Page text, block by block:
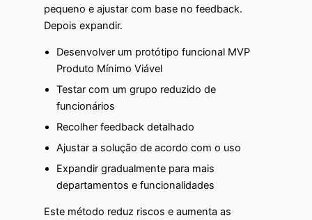
pequeno e ajustar com base no feedback.
Depois expandir.
Desenvolver um protótipo funcional MVP
Produto Mínimo Viável
Testar com um grupo reduzido de
funcionários
Recolher feedback detalhado
Ajustar a solução de acordo com o uso
Expandir gradualmente para mais
departamentos e funcionalidades
Este método reduz riscos e aumenta as